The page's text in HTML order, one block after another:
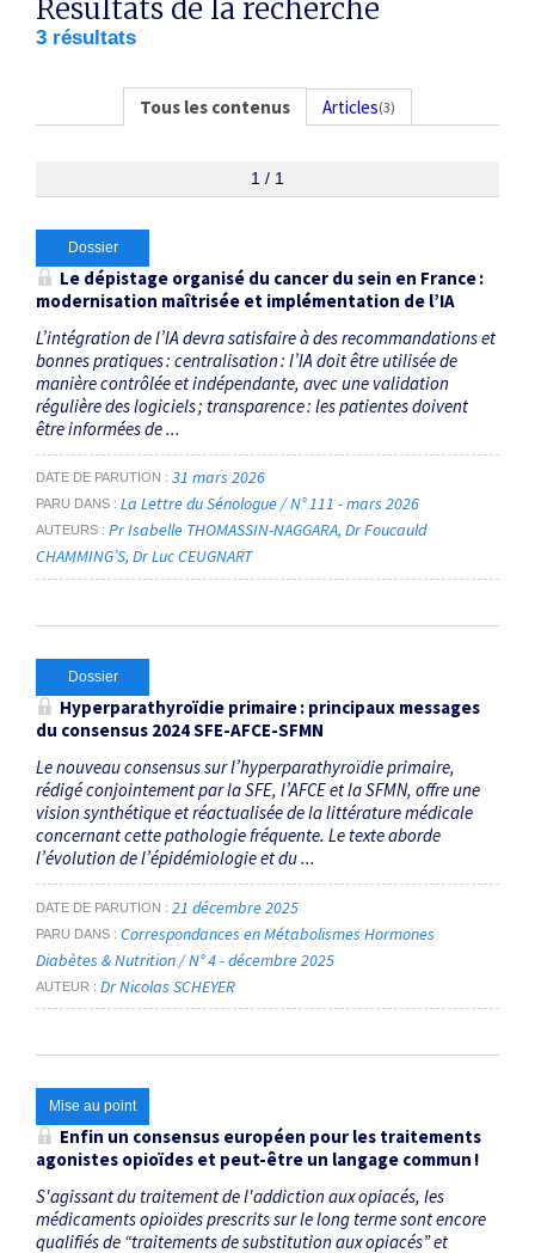
Consensus ×
Dates
Du
au
RECHERCHER
Résultats de la recherche
3 résultats
Tous les contenus Articles(3)
1 / 1
Dossier
Le dépistage organisé du cancer du sein en France :
modernisation maîtrisée et implémentation de l’IA
L’intégration de l’IA devra satisfaire à des recommandations et
bonnes pratiques : centralisation : l’IA doit être utilisée de
manière contrôlée et indépendante, avec une validation
régulière des logiciels ; transparence : les patientes doivent
être informées de ...
DATE DE PARUTION 31 mars 2026
PARU DANS La Lettre du Sénologue / N° 111 - mars 2026
AUTEURS Pr Isabelle THOMASSIN-NAGGARA Dr Foucauld
CHAMMING’S Dr Luc CEUGNART
Dossier
Hyperparathyroïdie primaire : principaux messages
du consensus 2024 SFE-AFCE-SFMN
Le nouveau consensus sur l’hyperparathyroïdie primaire,
rédigé conjointement par la SFE, l’AFCE et la SFMN, offre une
vision synthétique et réactualisée de la littérature médicale
concernant cette pathologie fréquente. Le texte aborde
l’évolution de l’épidémiologie et du ...
DATE DE PARUTION 21 décembre 2025
PARU DANS
Correspondances en Métabolismes Hormones
Diabètes & Nutrition / N° 4 - décembre 2025
AUTEUR Dr Nicolas SCHEYER
Mise au point
Enfin un consensus européen pour les traitements
agonistes opioïdes et peut-être un langage commun !
S'agissant du traitement de l'addiction aux opiacés, les
médicaments opioïdes prescrits sur le long terme sont encore
qualifiés de “traitements de substitution aux opiacés” et